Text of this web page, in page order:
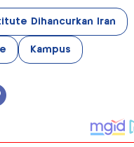
Dihancurkan Iran
Kampus